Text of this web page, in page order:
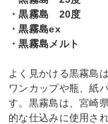
・黒霧島 20度
・黒霧島ex
・黒霧島メルト
よく見かける黒霧島
ワンカップや瓶、紙
す。黒霧島は、宮崎
的な仕込みに使用さ